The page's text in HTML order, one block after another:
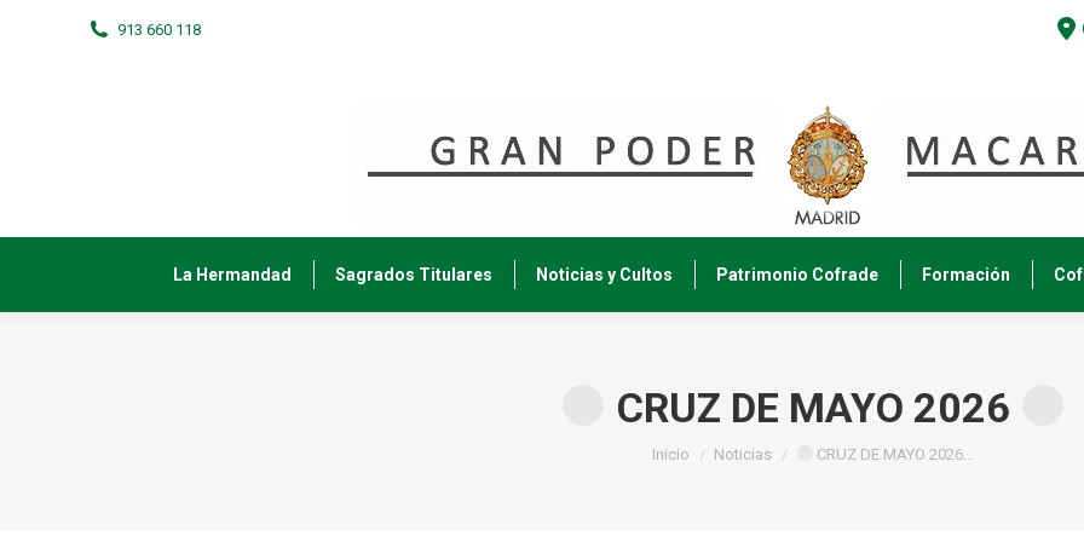
913 660 118
La Hermandad Sagrados Titulares Noticias y Cultos Patrimonio Cofrade Formación
CRUZ DE MAYO 2026
Estás aquí:
Inicio Noticias CRUZ DE MAYO 2026…